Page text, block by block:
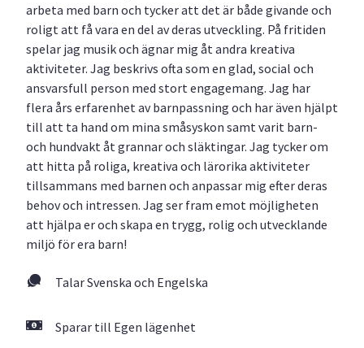
arbeta med barn och tycker att det är både givande och
roligt att få vara en del av deras utveckling. På fritiden
spelar jag musik och ägnar mig åt andra kreativa
aktiviteter. Jag beskrivs ofta som en glad, social och
ansvarsfull person med stort engagemang. Jag har
flera års erfarenhet av barnpassning och har även hjälpt
till att ta hand om mina småsyskon samt varit barn-
och hundvakt åt grannar och släktingar. Jag tycker om
att hitta på roliga, kreativa och lärorika aktiviteter
tillsammans med barnen och anpassar mig efter deras
behov och intressen. Jag ser fram emot möjligheten
att hjälpa er och skapa en trygg, rolig och utvecklande
miljö för era barn!
Talar Svenska och Engelska
Sparar till Egen lägenhet